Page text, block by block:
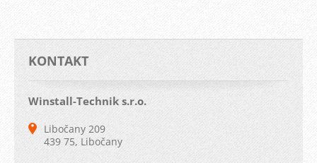
KONTAKT
Winstall-Technik s.r.o.
Libočany 209
439 75, Libočany